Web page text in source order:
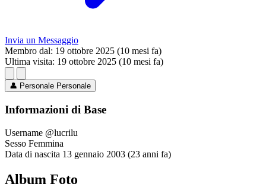
Invia un Messaggio
Membro dal: 19 ottobre 2025 (10 mesi fa)
Ultima visita: 19 ottobre 2025 (10 mesi fa)
👤 Personale Personale
Informazioni di Base
Username @lucrilu
Sesso Femmina
Data di nascita 13 gennaio 2003 (23 anni fa)
Album Foto